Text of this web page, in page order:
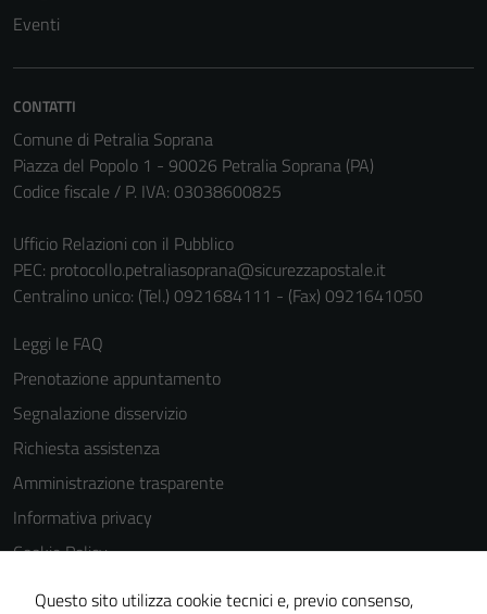
Eventi
CONTATTI
Comune di Petralia Soprana
Piazza del Popolo 1 - 90026 Petralia Soprana (PA)
Codice fiscale / P. IVA: 03038600825
Ufficio Relazioni con il Pubblico
PEC: protocollo.petraliasoprana@sicurezzapostale.it
Centralino unico: (Tel.) 0921684111 - (Fax) 0921641050
Leggi le FAQ
Prenotazione appuntamento
Segnalazione disservizio
Richiesta assistenza
Amministrazione trasparente
Informativa privacy
Cookie Policy
Questo sito utilizza cookie tecnici e, previo consenso,
Questi cookie